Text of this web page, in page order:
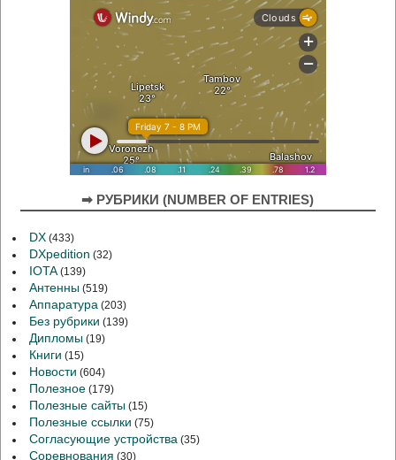
➡ РУБРИКИ (NUMBER OF ENTRIES)
DX (433)
DXpedition (32)
IOTA(139)
Антенны (519)
Аппаратура (203)
Без рубрики (139)
Дипломы (19)
Книги (15)
Новости (604)
Полезное (179)
Полезные сайты (15)
Полезные ссылки (75)
Согласующие устройства (35)
Соревнования (30)